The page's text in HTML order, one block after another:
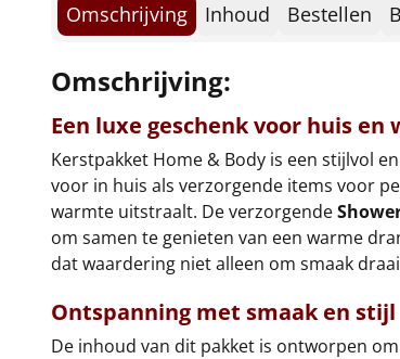
Omschrijving Inhoud Bestellen
Omschrijving:
Een luxe geschenk voor huis en
Kerstpakket Home & Body is een stijlvol
voor in huis als verzorgende items voor
warmte uitstraalt. De verzorgende
om samen te genieten van een warme
dat waardering niet alleen om smaak
Ontspanning met smaak en stijl
De inhoud van dit pakket is ontworpen